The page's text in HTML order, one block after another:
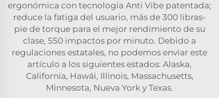
ergonómica con tecnología Anti Vibe patentada;
reduce la fatiga del usuario, más de 300 libras-
pie de torque para el mejor rendimiento de su
clase, 550 impactos por minuto. Debido a
regulaciones estatales, no podemos enviar este
artículo a los siguientes estados: Alaska,
California, Hawái, Illinois, Massachusetts,
Minnesota, Nueva York y Texas.